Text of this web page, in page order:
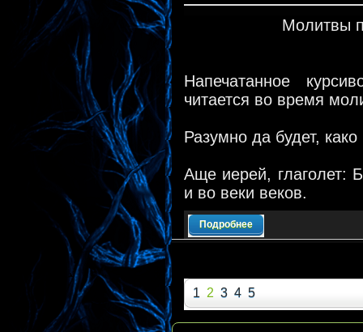
Молитвы
Напечатанное
читается во время
Разумно да будет,
Аще иерей, глаголет:
и во веки веков.
Подробнее
1 2 3 4 5